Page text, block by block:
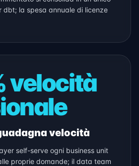
dbt; la spesa annuale di licenze
velocità
velocità
self-serve ogni business unit
proprie domande; il data team